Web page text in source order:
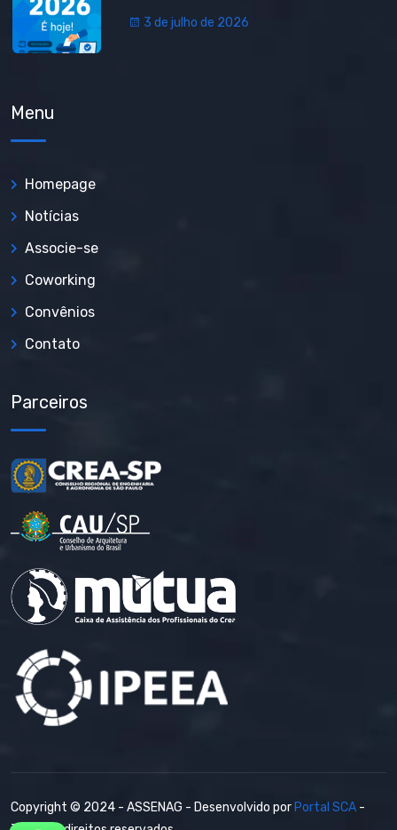
3 de julho de 2026
Menu
Homepage
Notícias
Associe-se
Coworking
Convênios
Contato
Parceiros
Copyright © 2024 - ASSENAG - Desenvolvido por Portal SCA -